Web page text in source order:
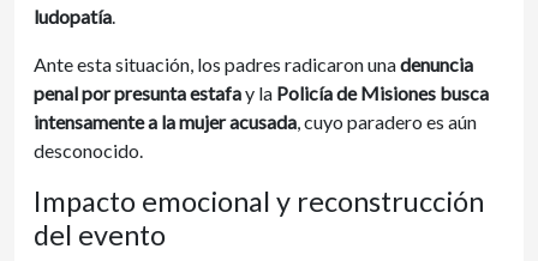
ludopatía.
Ante esta situación, los padres radicaron unadenuncia
penal por presunta estafay la Policía de Misiones busca
intensamente a la mujer acusada, cuyo paradero es aún
desconocido.
Impacto emocional y reconstrucción
del evento